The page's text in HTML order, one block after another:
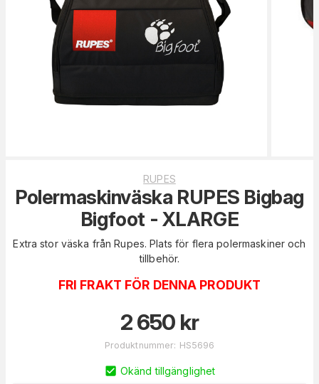
RUPES
Polermaskinväska RUPES Bigbag
Bigfoot - XLARGE
Extra stor väska från Rupes. Plats för flera polermaskiner och
tillbehör.
FRI FRAKT FÖR DENNA PRODUKT
2 650 kr
Produktnummer: HS5696
Okänd tillgänglighet